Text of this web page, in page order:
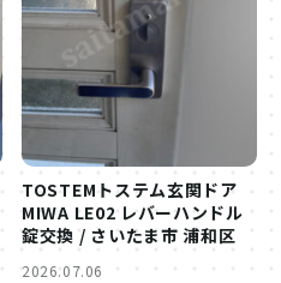
TOSTEMトステム玄関ドア
MIWA LE02 レバーハンドル
錠交換 / さいたま市 浦和区
2026.07.06